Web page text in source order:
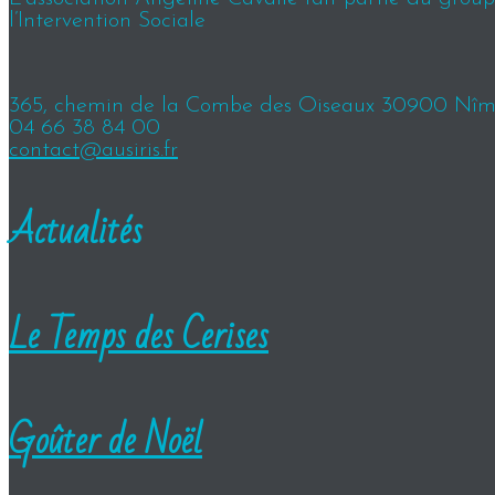
l’Intervention Sociale
365, chemin de la Combe des Oiseaux 30900
04 66 38 84 00
contact@ausiris.fr
Actualités
Le Temps des Cerises
Goûter de Noël